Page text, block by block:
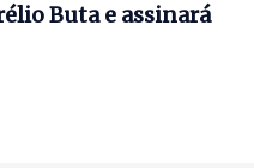
Buta e assinará